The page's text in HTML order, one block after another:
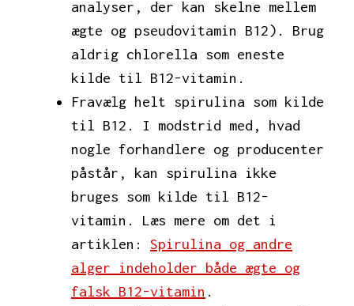
analyser, der kan skelne mellem
ægte og pseudovitamin B12). Brug
aldrig chlorella som eneste
kilde til B12-vitamin.
Fravælg helt spirulina som kilde
til B12. I modstrid med, hvad
nogle forhandlere og producenter
påstår, kan spirulina ikke
bruges som kilde til B12-
vitamin. Læs mere om det i
artiklen: Spirulina og andre
alger indeholder både ægte og
falsk B12-vitamin .